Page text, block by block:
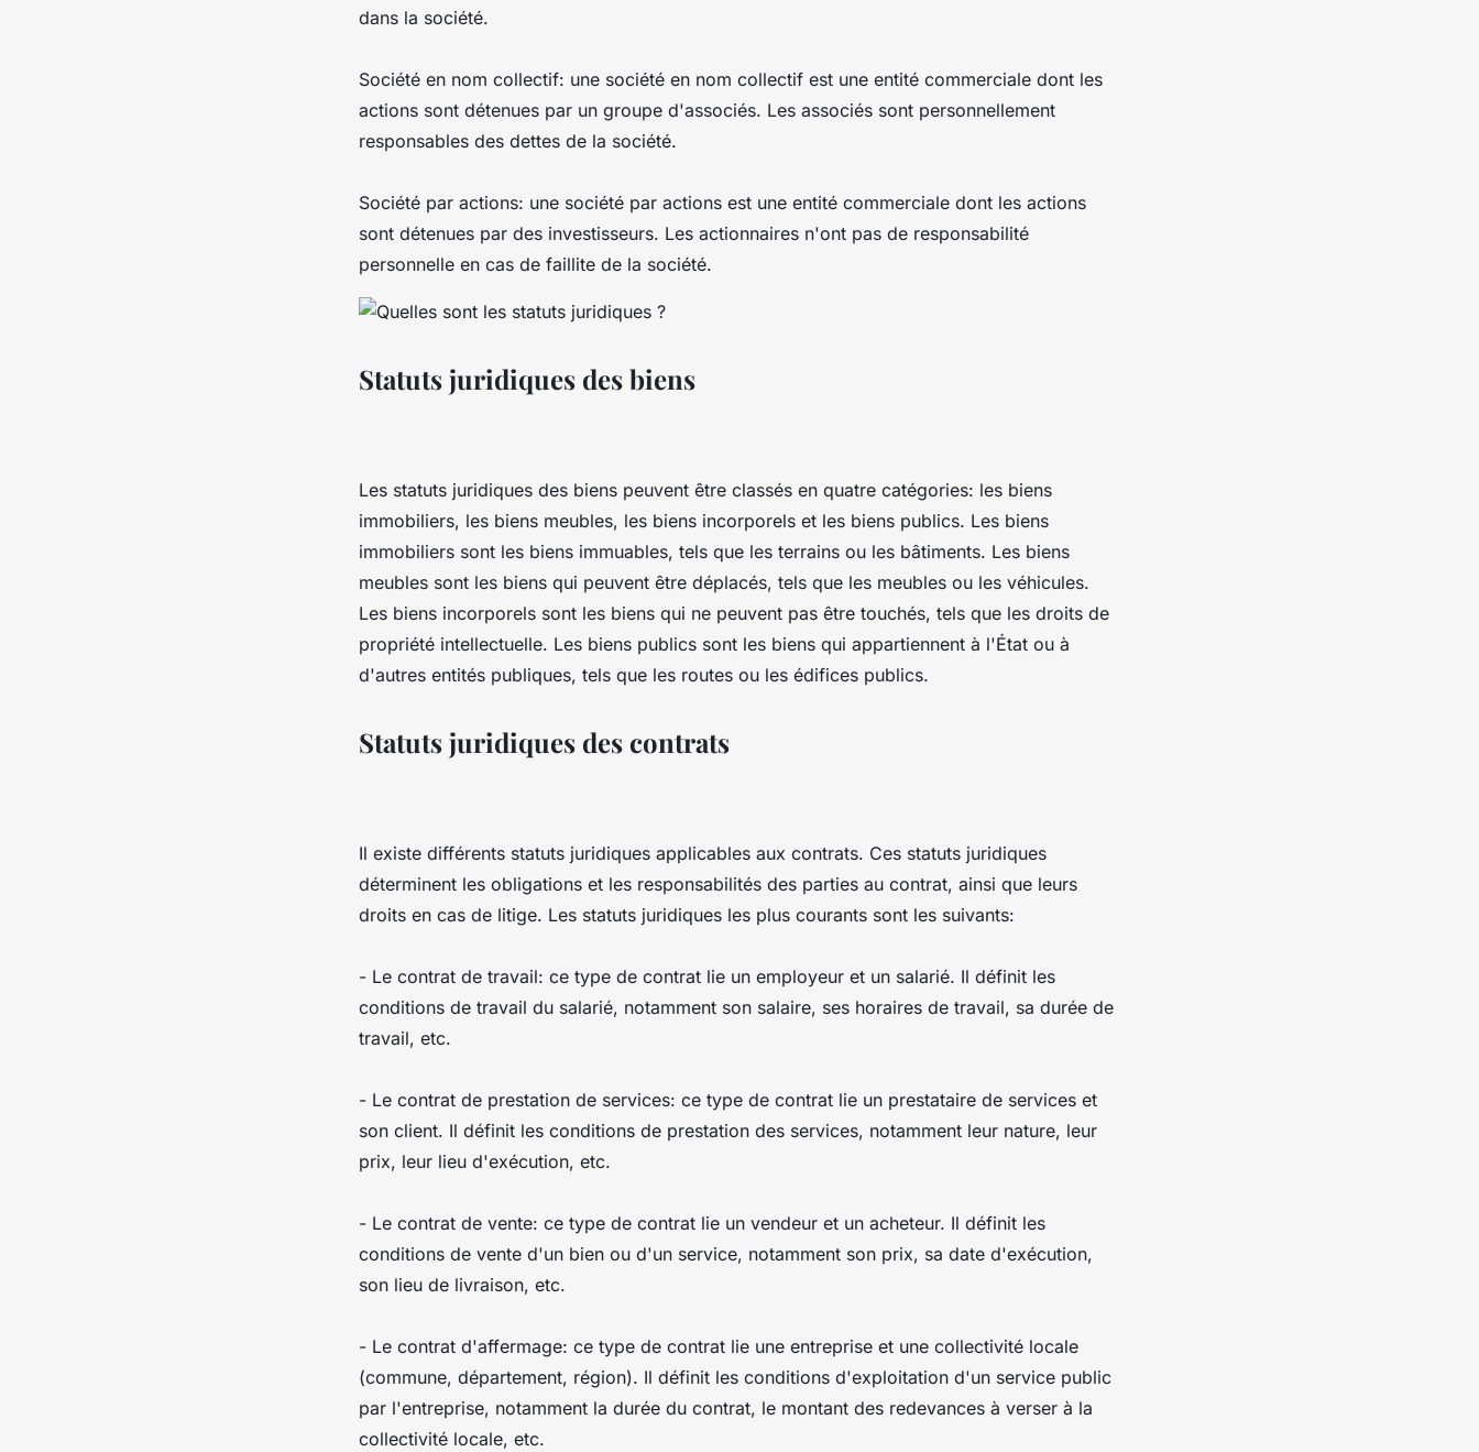
dans la société.
Société en nom collectif: une société en nom collectif est une entité commerciale dont les
actions sont détenues par un groupe d'associés. Les associés sont personnellement
responsables des dettes de la société.
Société par actions: une société par actions est une entité commerciale dont les actions
sont détenues par des investisseurs. Les actionnaires n'ont pas de responsabilité
personnelle en cas de faillite de la société.
Statuts juridiques des biens
Les statuts juridiques des biens peuvent être classés en quatre catégories: les biens
immobiliers, les biens meubles, les biens incorporels et les biens publics. Les biens
immobiliers sont les biens immuables, tels que les terrains ou les bâtiments. Les biens
meubles sont les biens qui peuvent être déplacés, tels que les meubles ou les véhicules.
Les biens incorporels sont les biens qui ne peuvent pas être touchés, tels que les droits de
propriété intellectuelle. Les biens publics sont les biens qui appartiennent à l'État ou à
d'autres entités publiques, tels que les routes ou les édifices publics.
Statuts juridiques des contrats
Il existe différents statuts juridiques applicables aux contrats. Ces statuts juridiques
déterminent les obligations et les responsabilités des parties au contrat, ainsi que leurs
droits en cas de litige. Les statuts juridiques les plus courants sont les suivants:
- Le contrat de travail: ce type de contrat lie un employeur et un salarié. Il définit les
conditions de travail du salarié, notamment son salaire, ses horaires de travail, sa durée de
travail, etc.
- Le contrat de prestation de services: ce type de contrat lie un prestataire de services et
son client. Il définit les conditions de prestation des services, notamment leur nature, leur
prix, leur lieu d'exécution, etc.
- Le contrat de vente: ce type de contrat lie un vendeur et un acheteur. Il définit les
conditions de vente d'un bien ou d'un service, notamment son prix, sa date d'exécution,
son lieu de livraison, etc.
- Le contrat d'affermage: ce type de contrat lie une entreprise et une collectivité locale
(commune, département, région). Il définit les conditions d'exploitation d'un service public
par l'entreprise, notamment la durée du contrat, le montant des redevances à verser à la
collectivité locale, etc.